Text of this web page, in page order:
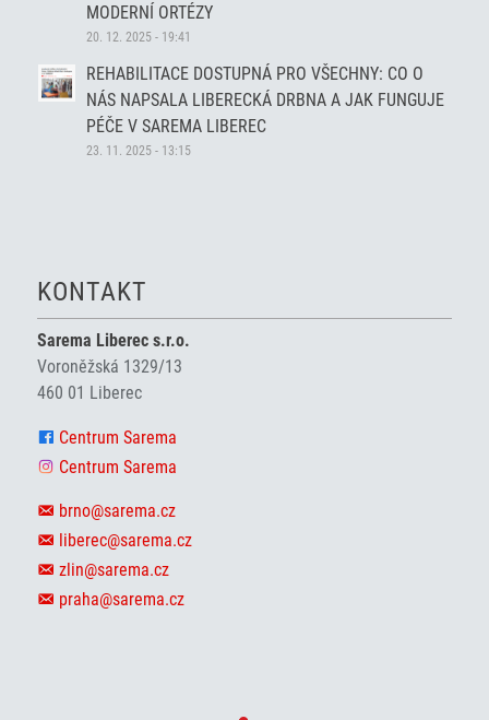
MODERNÍ ORTÉZY
20. 12. 2025 - 19:41
REHABILITACE DOSTUPNÁ PRO VŠECHNY: CO O
NÁS NAPSALA LIBERECKÁ DRBNA A JAK FUNGUJE
PÉČE V SAREMA LIBEREC
23. 11. 2025 - 13:15
KONTAKT
Sarema Liberec s.r.o.
Voroněžská 1329/13
460 01 Liberec
Centrum Sarema
Centrum Sarema
brno@sarema.cz
liberec@sarema.cz
zlin@sarema.cz
praha@sarema.cz